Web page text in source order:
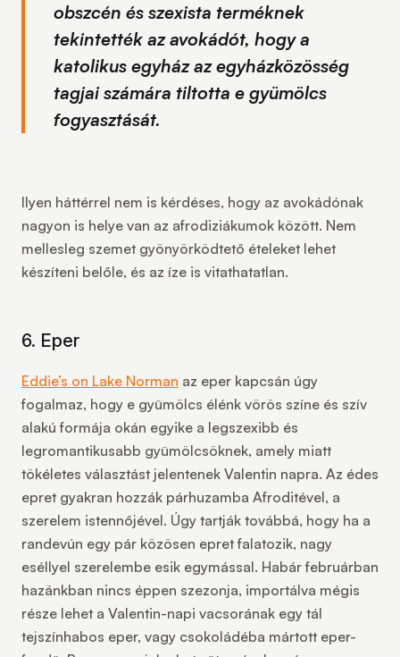
obszcén és szexista terméknek
tekintették az avokádót, hogy a
katolikus egyház az egyházközösség
tagjai számára tiltotta e gyümölcs
fogyasztását.
Ilyen háttérrel nem is kérdéses, hogy az avokádónak
nagyon is helye van az afrodiziákumok között. Nem
mellesleg szemet gyönyörködtető ételeket lehet
készíteni belőle, és az íze is vitathatatlan.
6. Eper
Eddie’s on Lake Norman az eper kapcsán úgy
fogalmaz, hogy e gyümölcs élénk vörös színe és szív
alakú formája okán egyike a legszexibb és
legromantikusabb gyümölcsöknek, amely miatt
tökéletes választást jelentenek Valentin napra. Az édes
epret gyakran hozzák párhuzamba Afroditével, a
szerelem istennőjével. Úgy tartják továbbá, hogy ha a
randevún egy pár közösen epret falatozik, nagy
eséllyel szerelembe esik egymással. Habár februárban
hazánkban nincs éppen szezonja, importálva mégis
része lehet a Valentin-napi vacsorának egy tál
tejszínhabos eper, vagy csokoládéba mártott eper-